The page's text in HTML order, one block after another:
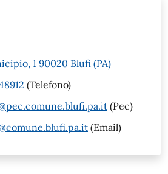
1 90020 Blufi (PA)
(Telefono)
(Pec)
(Email)